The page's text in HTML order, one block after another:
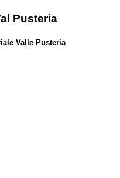
Pusteria
Valle Pusteria